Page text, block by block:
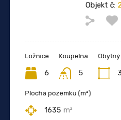
Objekt č:
Ložnice
6
Koupelna
5
Plocha pozemku (m²)
1635 m²